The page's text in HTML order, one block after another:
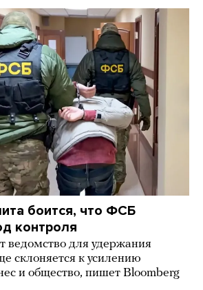
боится, что ФСБ
контроля
ведомство для удержания
склоняется к усилению
и общество, пишет Bloomberg